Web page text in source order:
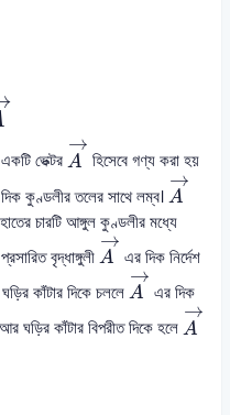
→
ভেক্টর
→
A
A→
হিসেবে গণ্য করা হয়
কুণ্ডলীর তলের সাথে লম্ব।
→
A
A→
চারটি আঙ্গুল কুণ্ডলীর মধ্যে
বৃদ্ধাঙ্গুলী
→
A
A→
এর দিক নির্দেশ
কাঁটার দিকে চললে
→
A
A→
এর দিক
ঘড়ির কাঁটার বিপরীত দিকে হলে
→
A
A→